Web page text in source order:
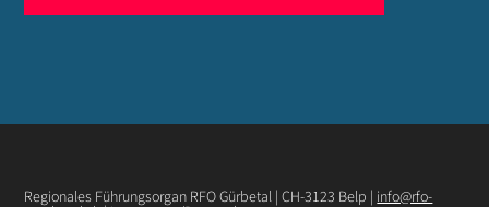
Regionales Führungsorgan RFO Gürbetal | CH-3123 Belp | info@rfo-